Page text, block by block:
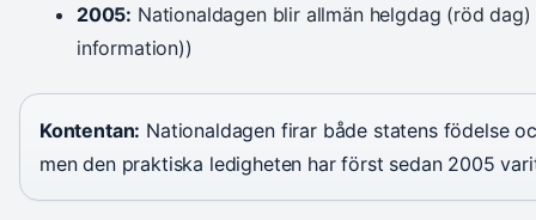
2005: Nationaldagen blir allmän helgdag (röd
information))
Kontentan: Nationaldagen firar både statens födelse
men den praktiska ledigheten har först sedan 2005